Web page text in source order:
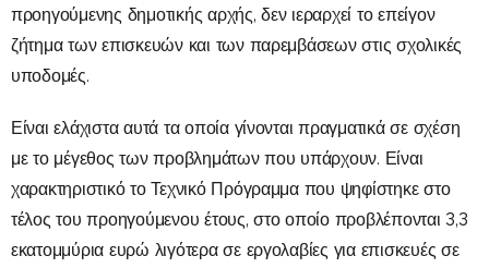
προηγούμενης δημοτικής αρχής, δεν ιεραρχεί το επείγον
ζήτημα των επισκευών και των παρεμβάσεων στις σχολικές
υποδομές.
Είναι ελάχιστα αυτά τα οποία γίνονται πραγματικά σε σχέση
με το μέγεθος των προβλημάτων που υπάρχουν. Είναι
χαρακτηριστικό το Τεχνικό Πρόγραμμα που ψηφίστηκε στο
τέλος του προηγούμενου έτους, στο οποίο προβλέπονται 3,3
εκατομμύρια ευρώ λιγότερα σε εργολαβίες για επισκευές σε